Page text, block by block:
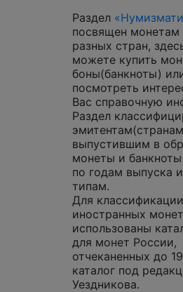
Раздел
посвящен монетам
разных стран,
можете купить
боны(банкноты)
посмотреть
Вас справочную
Раздел
эмитентам(странам
выпустившим в
монеты и
по годам выпуска
типам.
Для классификации
иностранных
использованы
для монет России,
отчеканенных до
каталог под
Уездникова.